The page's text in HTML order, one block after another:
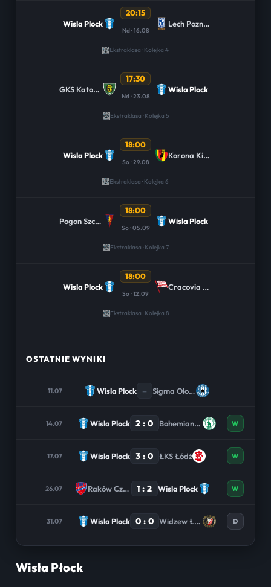
Wisla Plock
20:15
Nd · 16.08
Lech Poznan
Ekstraklasa · Kolejka 4
GKS Katowice
17:30
Nd · 23.08
Wisla Plock
Ekstraklasa · Kolejka 5
Wisla Plock
18:00
So · 29.08
Korona Kielce
Ekstraklasa · Kolejka 6
Pogon Szczecin
18:00
So · 05.09
Wisla Plock
Ekstraklasa · Kolejka 7
Wisla Plock
18:00
So · 12.09
Cracovia Krakow
Ekstraklasa · Kolejka 8
OSTATNIE WYNIKI
11.07 Wisla Plock – Sigma Olomouc
14.07 Wisla Plock 2 : 0 Bohemians 1905 W
17.07 Wisla Plock 3 : 0 ŁKS Łódź W
26.07 Raków Częstochowa 1 : 2 Wisla Plock W
31.07 Wisla Plock 0 : 0 Widzew Łódź D
Wisła Płock